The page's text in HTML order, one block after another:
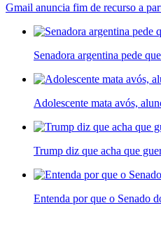
Gmail anuncia fim de recurso a
Senadora argentina pede
Adolescente mata avós,
Trump diz que acha que
Entenda por que o Senado